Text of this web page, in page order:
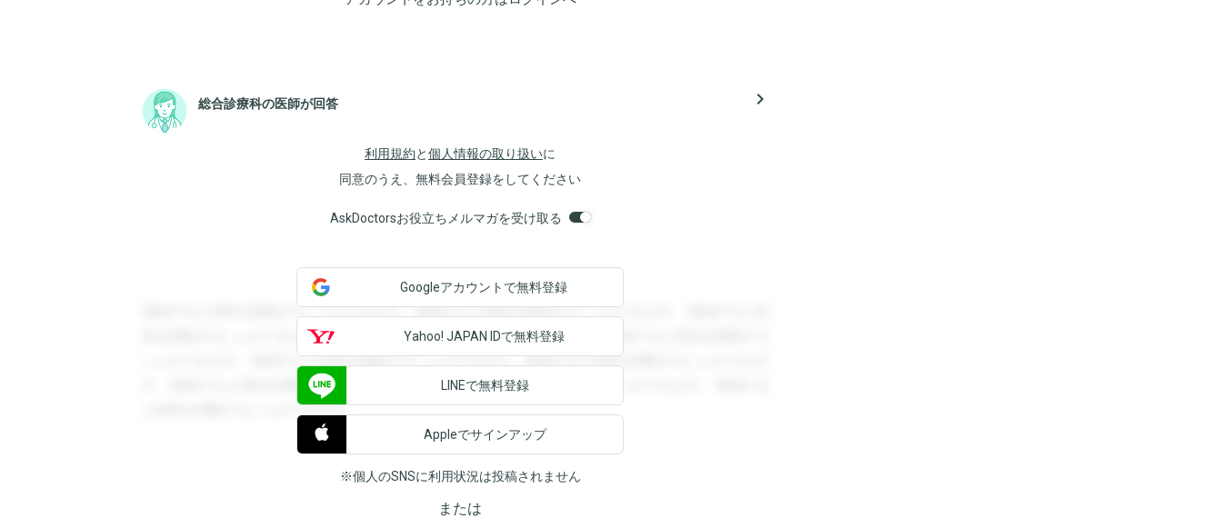
総合診療科の医師が回答 navigate_next
利用規約と個人情報の取り扱いに
同意のうえ、無料会員登録をしてください
AskDoctorsお役立ちメルマガを受け取る
登録すると回答を閲覧することができます。登録すると回答を閲覧することができます。登録すると回
答を閲覧することができます。登録すると回答を閲覧することができます。登録すると回答を閲覧する
ことができます。登録すると回答を閲覧することができます。登録すると回答を閲覧することができま
す。登録すると回答を閲覧することができます。登録すると回答を閲覧することができます。登録する
と回答を閲覧することができます。
Googleアカウントで無料登録
Yahoo! JAPAN IDで無料登録
LINEで無料登録
Appleでサインアップ
※個人のSNSに利用状況は投稿されません
または